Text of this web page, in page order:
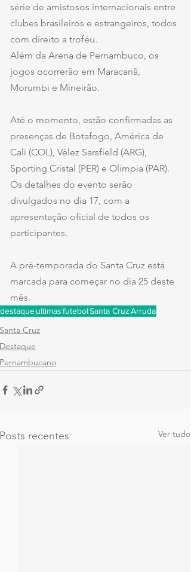
série de amistosos internacionais entre
clubes brasileiros e estrangeiros, todos
com direito a troféu.
Além da Arena de Pernambuco, os
jogos ocorrerão em Maracanã,
Morumbi e Mineirão.
Até o momento, estão confirmadas as
presenças de Botafogo, América de
Cali (COL), Vélez Sarsfield (ARG),
Sporting Cristal (PER) e Olimpia (PAR).
Os detalhes do evento serão
divulgados no dia 17, com a
apresentação oficial de todos os
participantes.
A pré-temporada do Santa Cruz está
marcada para começar no dia 25 deste
mês.
destaqueultimasfutebolSanta CruzArruda
Santa Cruz
Destaque
Pernambucano
Posts recentes Ver tudo